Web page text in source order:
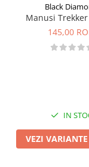
Black
Manusi
145,00
IN
VEZI VARIANTE